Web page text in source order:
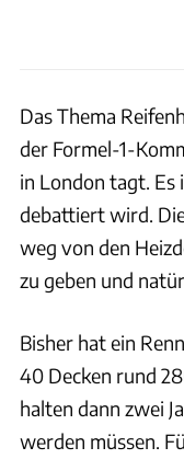
Das Thema
der Formel-1-
in London tagt. Es
debattiert wird.
weg von den
zu geben und
Bisher hat ein
40 Decken rund
halten dann zwei
werden müssen.